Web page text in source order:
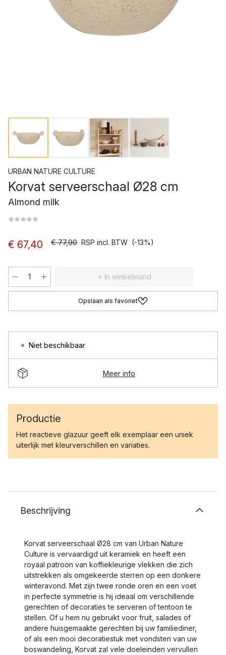
URBAN NATURE CULTURE
Korvat serveerschaal Ø28 cm
Almond milk
€ 67,40 € 77,90 RSP incl. BTW (-13%)
+ In winkelmand
Opslaan als favoriet
Niet beschikbaar
Meer info
Productie
Het reactieve glazuur geeft elk exemplaar een uniek
uiterlijk met kleurverschillen en variaties.
Beschrijving
Korvat serveerschaal Ø28 cm van Urban Nature
Culture is vervaardigd uit keramiek en heeft een
royaal patroon van koffiekleurige vlekken die zich
uitstrekken als omgekeerde sterren op een donkere
winteravond. Met zijn twee ronde oren en een voet
in perfecte symmetrie is hij ideaal om verschillende
gerechten of decoraties te serveren of tentoon te
stellen. Of u hem nu gebruikt voor fruit, salades of
andere huisgemaakte gerechten bij uw familiediner,
of als een mooi decoratiestuk met vondsten van uw
boswandeling, Korvat zal vele doeleinden vervullen